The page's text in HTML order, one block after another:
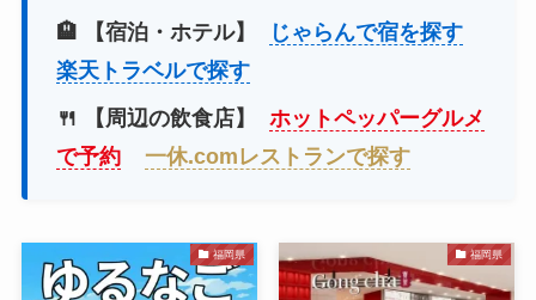
🏨 【宿泊・ホテル】
じゃらんで宿を探す
楽天トラベルで探す
🍴 【周辺の飲食店】
ホットペッパーグルメ
で予約
一休.comレストランで探す
福岡県 福岡県